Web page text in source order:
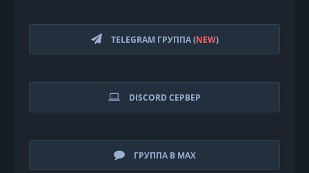
TELEGRAM ГРУППА (NEW)
DISCORD СЕРВЕР
ГРУППА В MAX